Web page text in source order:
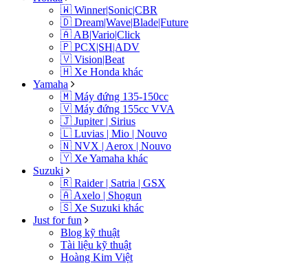
🇼 Winner|Sonic|CBR
🇩 Dream|Wave|Blade|Future
🇦 AB|Vario|Click
🇵 PCX|SH|ADV
🇻 Vision|Beat
🇭 Xe Honda khác
Yamaha
🇲 Máy đứng 135-150cc
🇻 Máy đứng 155cc VVA
🇯 Jupiter | Sirius
🇱 Luvias | Mio | Nouvo
🇳 NVX | Aerox | Nouvo
🇾 Xe Yamaha khác
Suzuki
🇷 Raider | Satria | GSX
🇦 Axelo | Shogun
🇸 Xe Suzuki khác
Just for fun
Blog kỹ thuật
Tài liệu kỹ thuật
Hoàng Kim Việt